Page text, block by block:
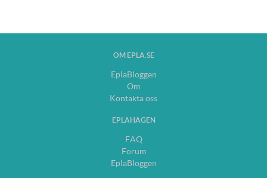
OM EPLA.SE
EplaBloggen
Om
Kontakta oss
EPLAHAGEN
FAQ
Forum
EplaBloggen